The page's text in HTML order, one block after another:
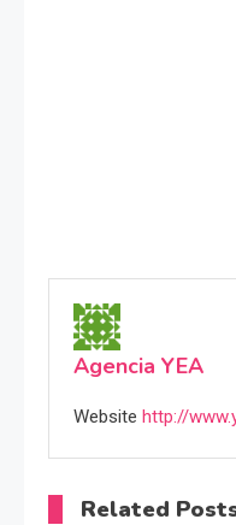
Agencia YEA
Website http://
Related